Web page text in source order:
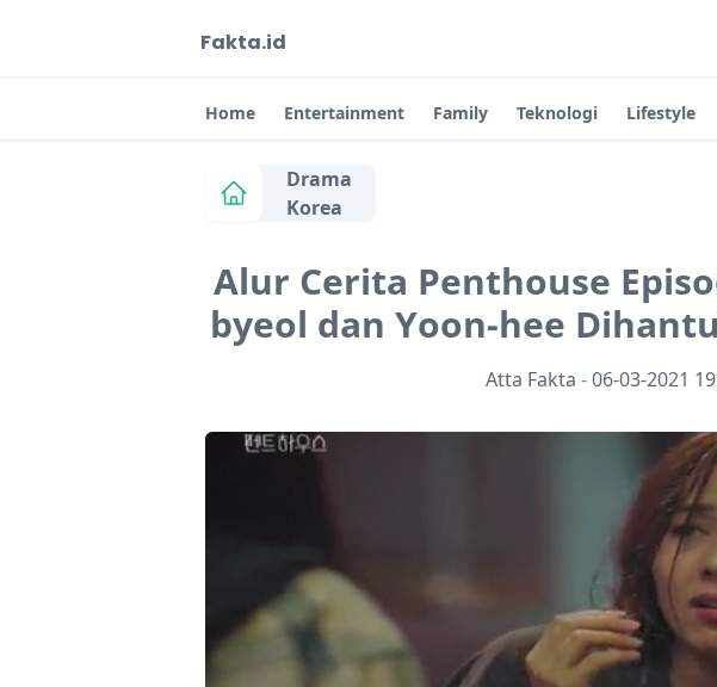
Fakta.id
Home Entertainment Family Teknologi Lifestyle
Drama
Korea
Alur Cerita Penthouse
byeol dan Yoon-hee
Atta Fakta -06-03-2021